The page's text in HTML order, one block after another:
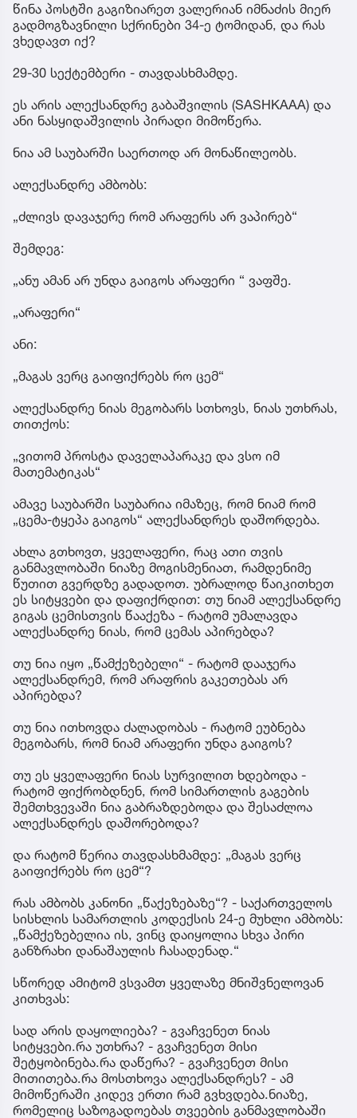
წინა პოსტში გაგიზიარეთ ვალერიან იმნაძის მიერ
გადმოგზავნილი სქრინები 34-ე ტომიდან, და რას
ვხედავთ იქ?
29-30 სექტემბერი - თავდასხმამდე.
ეს არის ალექსანდრე გაბაშვილის (SASHKAAA) და
ანი ნასყიდაშვილის პირადი მიმოწერა.
ნია ამ საუბარში საერთოდ არ მონაწილეობს.
ალექსანდრე ამბობს:
„ძლივს დავაჯერე რომ არაფერს არ ვაპირებ“
შემდეგ:
„ანუ ამან არ უნდა გაიგოს არაფერი “ ვაფშე.
„არაფერი“
ანი:
„მაგას ვერც გაიფიქრებს რო ცემ“
ალექსანდრე ნიას მეგობარს სთხოვს, ნიას უთხრას,
თითქოს:
„ვითომ პროსტა დაველაპარაკე და ვსო იმ
მათემატიკას“
ამავე საუბარში საუბარია იმაზეც, რომ ნიამ რომ
„ცემა-ტყეპა გაიგოს“ ალექსანდრეს დაშორდება.
ახლა გთხოვთ, ყველაფერი, რაც ათი თვის
განმავლობაში ნიაზე მოგისმენიათ, რამდენიმე
წუთით გვერდზე გადადოთ. უბრალოდ წაიკითხეთ
ეს სიტყვები და დაფიქრდით: თუ ნიამ ალექსანდრე
გიგას ცემისთვის წააქეზა - რატომ უმალავდა
ალექსანდრე ნიას, რომ ცემას აპირებდა?
თუ ნია იყო „წამქეზებელი“ - რატომ დააჯერა
ალექსანდრემ, რომ არაფრის გაკეთებას არ
აპირებდა?
თუ ნია ითხოვდა ძალადობას - რატომ ეუბნება
მეგობარს, რომ ნიამ არაფერი უნდა გაიგოს?
თუ ეს ყველაფერი ნიას სურვილით ხდებოდა -
რატომ ფიქრობდნენ, რომ სიმართლის გაგების
შემთხვევაში ნია გაბრაზდებოდა და შესაძლოა
ალექსანდრეს დაშორებოდა?
და რატომ წერია თავდასხმამდე: „მაგას ვერც
გაიფიქრებს რო ცემ“?
რას ამბობს კანონი „წაქეზებაზე“? - საქართველოს
სისხლის სამართლის კოდექსის 24-ე მუხლი ამბობს:
„წამქეზებელია ის, ვინც დაიყოლია სხვა პირი
განზრახი დანაშაულის ჩასადენად.“
სწორედ ამიტომ ვსვამთ ყველაზე მნიშვნელოვან
კითხვას:
სად არის დაყოლიება? - გვაჩვენეთ ნიას
სიტყვები.რა უთხრა? - გვაჩვენეთ მისი
შეტყობინება.რა დაწერა? - გვაჩვენეთ მისი
მითითება.რა მოსთხოვა ალექსანდრეს? - ამ
მიმოწერაში კიდევ ერთი რამ გვხვდება.ნიაზე,
რომელიც საზოგადოებას თვეების განმავლობაში